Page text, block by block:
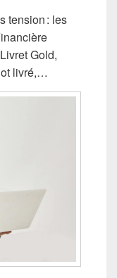
tension : les
Gold,
livré,…